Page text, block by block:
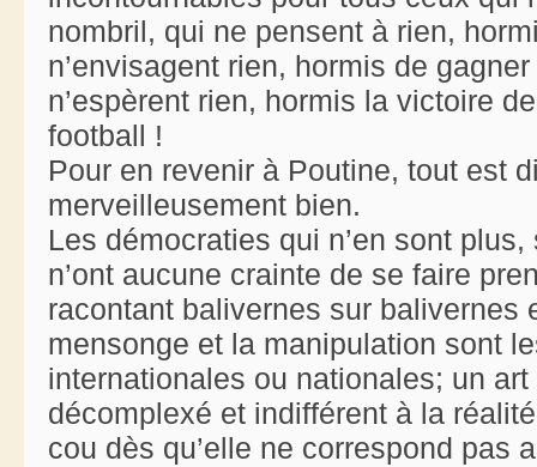
nombril, qui ne pensent à rien,
n’envisagent rien, hormis de
n’espèrent rien, hormis la victoire
football !
Pour en revenir à Poutine, tout est
merveilleusement bien.
Les démocraties qui n’en sont
n’ont aucune crainte de se faire
racontant balivernes sur balivernes
mensonge et la manipulation sont
internationales ou nationales; un
décomplexé et indifférent à la
cou dès qu’elle ne correspond pas